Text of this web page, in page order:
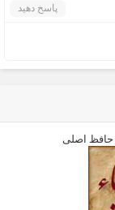
پاسخ دهید